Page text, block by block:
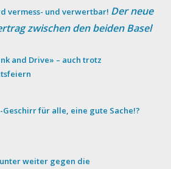
vermess- und verwertbar! Der neue
zwischen den beiden Basel
and Drive» – auch trotz
für alle, eine gute Sache!?
weiter gegen die